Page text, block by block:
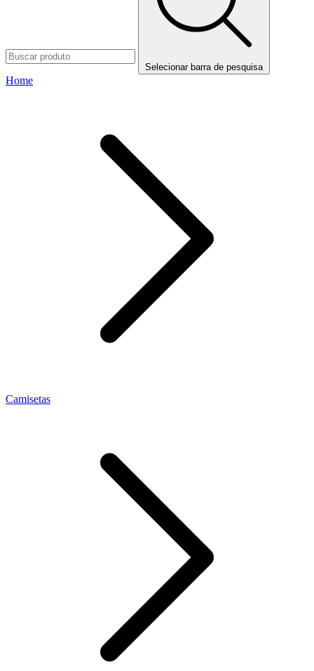
Selecionar barra de pesquisa
Home
Camisetas